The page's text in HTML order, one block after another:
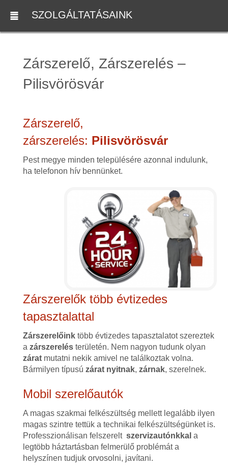
SZOLGÁLTATÁSAINK
Zárszerelő, Zárszerelés –
Pilisvörösvár
Zárszerelő,
zárszerelés: Pilisvörösvár
Pest megye minden településére azonnal indulunk,
ha telefonon hív bennünket.
Zárszerelők több évtizedes
tapasztalattal
Zárszerelőinktöbb évtizedes tapasztalatot szereztek
a zárszerelésterületén. Nem nagyon tudunk olyan
záratmutatni nekik amivel ne találkoztak volna.
Bármilyen típusú zárat nyitnak, zárnak, szerelnek.
Mobil szerelőautók
A magas szakmai felkészültség mellett legalább ilyen
magas szintre tettük a technikai felkészültségünket is.
Professzionálisan felszerelt szervizautónkkal a
legtöbb háztartásban felmerülő problémát a
helyszínen tudjuk orvosolni, javítani.